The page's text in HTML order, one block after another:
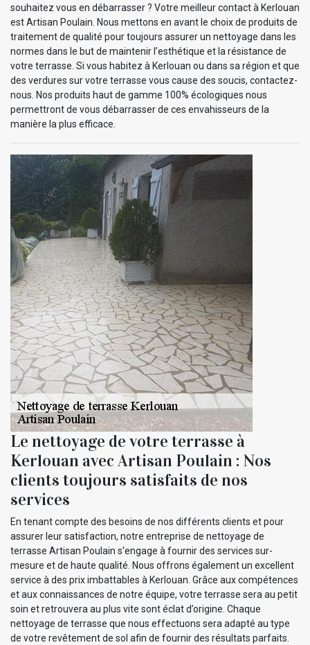
souhaitez vous en débarrasser ? Votre meilleur contact à Kerlouan
est Artisan Poulain. Nous mettons en avant le choix de produits de
traitement de qualité pour toujours assurer un nettoyage dans les
normes dans le but de maintenir l’esthétique et la résistance de
votre terrasse. Si vous habitez à Kerlouan ou dans sa région et que
des verdures sur votre terrasse vous cause des soucis, contactez-
nous. Nos produits haut de gamme 100% écologiques nous
permettront de vous débarrasser de ces envahisseurs de la
manière la plus efficace.
Le nettoyage de votre terrasse à
Kerlouan avec Artisan Poulain : Nos
clients toujours satisfaits de nos
services
En tenant compte des besoins de nos différents clients et pour
assurer leur satisfaction, notre entreprise de nettoyage de
terrasse Artisan Poulain s'engage à fournir des services sur-
mesure et de haute qualité. Nous offrons également un excellent
service à des prix imbattables à Kerlouan. Grâce aux compétences
et aux connaissances de notre équipe, votre terrasse sera au petit
soin et retrouvera au plus vite sont éclat d’origine. Chaque
nettoyage de terrasse que nous effectuons sera adapté au type
de votre revêtement de sol afin de fournir des résultats parfaits.